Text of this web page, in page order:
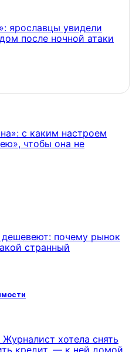
ярославцы увидели
после ночной атаки
с каким настроем
чтобы она не
почему рынок
странный
хотела снять